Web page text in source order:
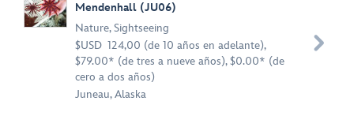
Mendenhall (JU06)
Nature,Sightseeing
$USD 124,00 (de 10 años en adelante),
$79.00* (de tres a nueve años), $0.00* (de
cero a dos años)
Juneau, Alaska
